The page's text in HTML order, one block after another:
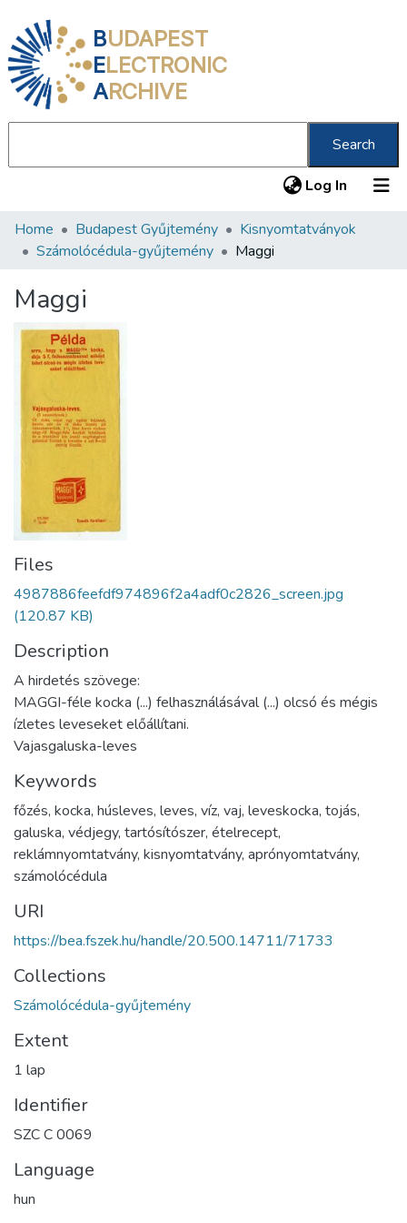
BUDAPEST
ELECTRONIC
ARCHIVE
Search
Log In (current)
Communities & Collections
Statistics
About us
Home Budapest Gyűjtemény
Kisnyomtatványok
Számolócédula-gyűjtemény
Maggi
Maggi
Files
4987886feefdf974896f2a4adf0c2826_screen.jpg
(120.87 KB)
Description
A hirdetés szövege:
MAGGI-féle kocka (...) felhasználásával (...) olcsó és mégis
ízletes leveseket előállítani.
Vajasgaluska-leves
Keywords
főzés, kocka, húsleves, leves, víz, vaj, leveskocka, tojás,
galuska, védjegy, tartósítószer, ételrecept,
reklámnyomtatvány, kisnyomtatvány, aprónyomtatvány,
számolócédula
URI
https://bea.fszek.hu/handle/20.500.14711/71733
Collections
Számolócédula-gyűjtemény
Extent
1 lap
Identifier
SZC C 0069
Language
hun